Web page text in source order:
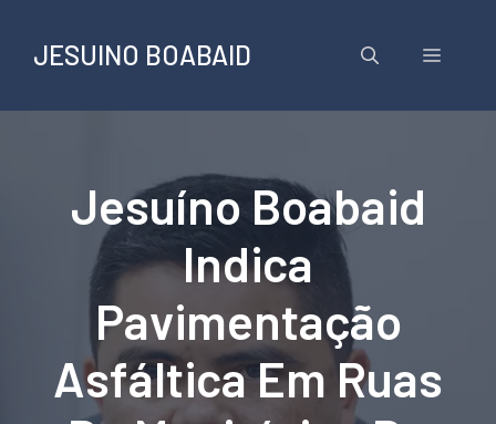
conteúdo
JESUINO BOABAID Menu
Jesuíno Boabaid
Indica
Pavimentação
Asfáltica Em Ruas